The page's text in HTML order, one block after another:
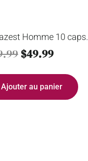
Homme 10 caps.
$49.99
Ajouter au panier